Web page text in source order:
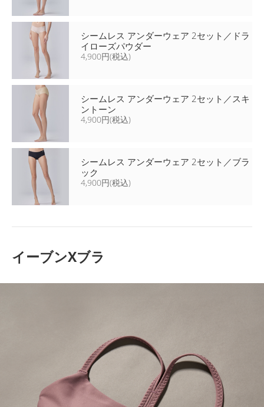
シームレス アンダーウェア 2セット／ドラ
イローズパウダー
4,900円(税込)
シームレス アンダーウェア 2セット／スキ
ントーン
4,900円(税込)
シームレス アンダーウェア 2セット／ブラ
ック
4,900円(税込)
イーブンXブラ